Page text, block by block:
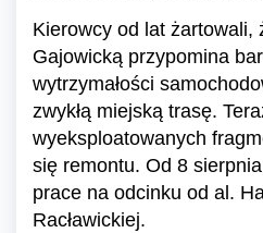
Kierowcy od lat żartowali,
Gajowicką przypomina
wytrzymałości
zwykłą miejską trasę.
wyeksploatowanych
się remontu. Od 8
prace na odcinku od al.
Racławickiej.